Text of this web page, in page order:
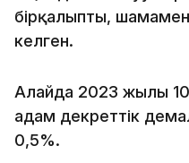
бірқалыпты,
келген.
Алайда 2023 жылы
адам декреттік
0,5%.